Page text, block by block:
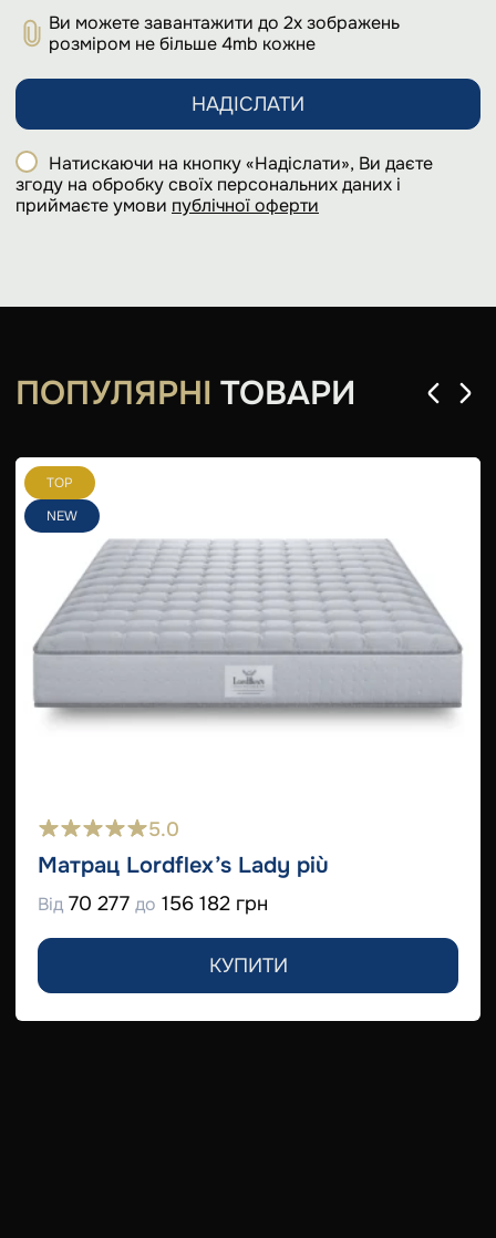
Ви можете завантажити до 2х зображень
розміром не більше 4mb кожне
НАДІСЛАТИ
Натискаючи на кнопку «Надіслати», Ви даєте
згоду на обробку своїх персональних даних і
приймаєте умови публічної оферти
ПОПУЛЯРНІ ТОВАРИ
TOP
NEW
5.0
Матрац Lordflex’s Lady più
Від 70 277 до 156 182 грн
КУПИТИ